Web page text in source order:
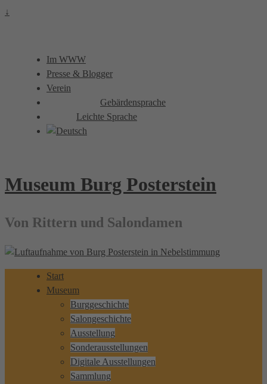
↓
Im WWW
Presse & Blogger
Verein
Gebärdensprache
Leichte Sprache
Museum Burg Posterstein
Von Rittern und Salondamen
Start
Museum
Burggeschichte
Salongeschichte
Ausstellung
Sonderausstellungen
Digitale Ausstellungen
Sammlung